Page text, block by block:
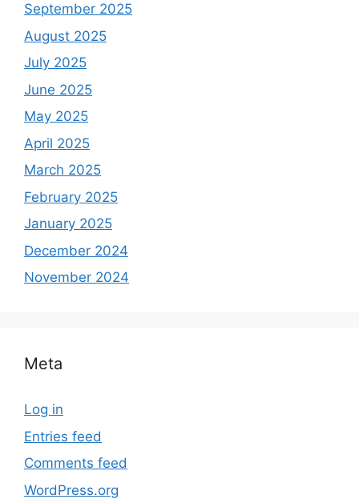
September 2025
August 2025
July 2025
June 2025
May 2025
April 2025
March 2025
February 2025
January 2025
December 2024
November 2024
Meta
Log in
Entries feed
Comments feed
WordPress.org